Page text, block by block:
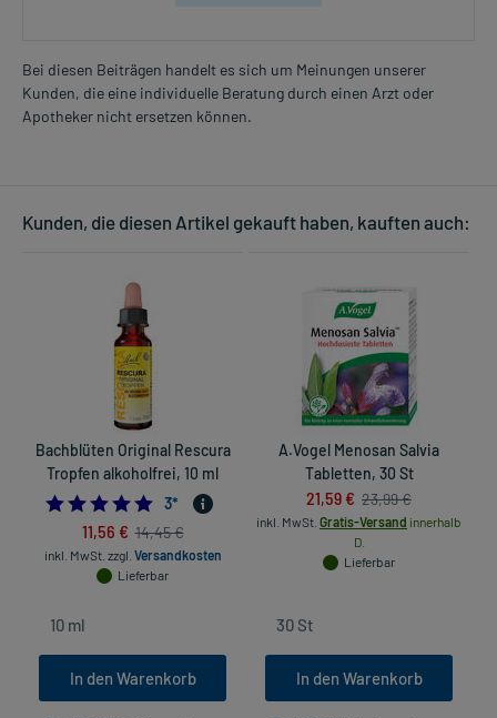
Bei diesen Beiträgen handelt es sich um Meinungen unserer
Kunden, die eine individuelle Beratung durch einen Arzt oder
Apotheker nicht ersetzen können.
Kunden, die diesen Artikel gekauft haben, kauften auch:
Bachblüten Original Rescura
Tropfen alkoholfrei, 10 ml
5.0
3*
11,56 € 14,45 €
inkl. MwSt. zzgl. Versandkosten
Lieferbar
In den Warenkorb
A.Vogel Menosan Salvia
Tabletten, 30 St
21,59 € 23,99 €
inkl. MwSt. Gratis-Versand innerhalb
D.
Lieferbar
In den Warenkorb